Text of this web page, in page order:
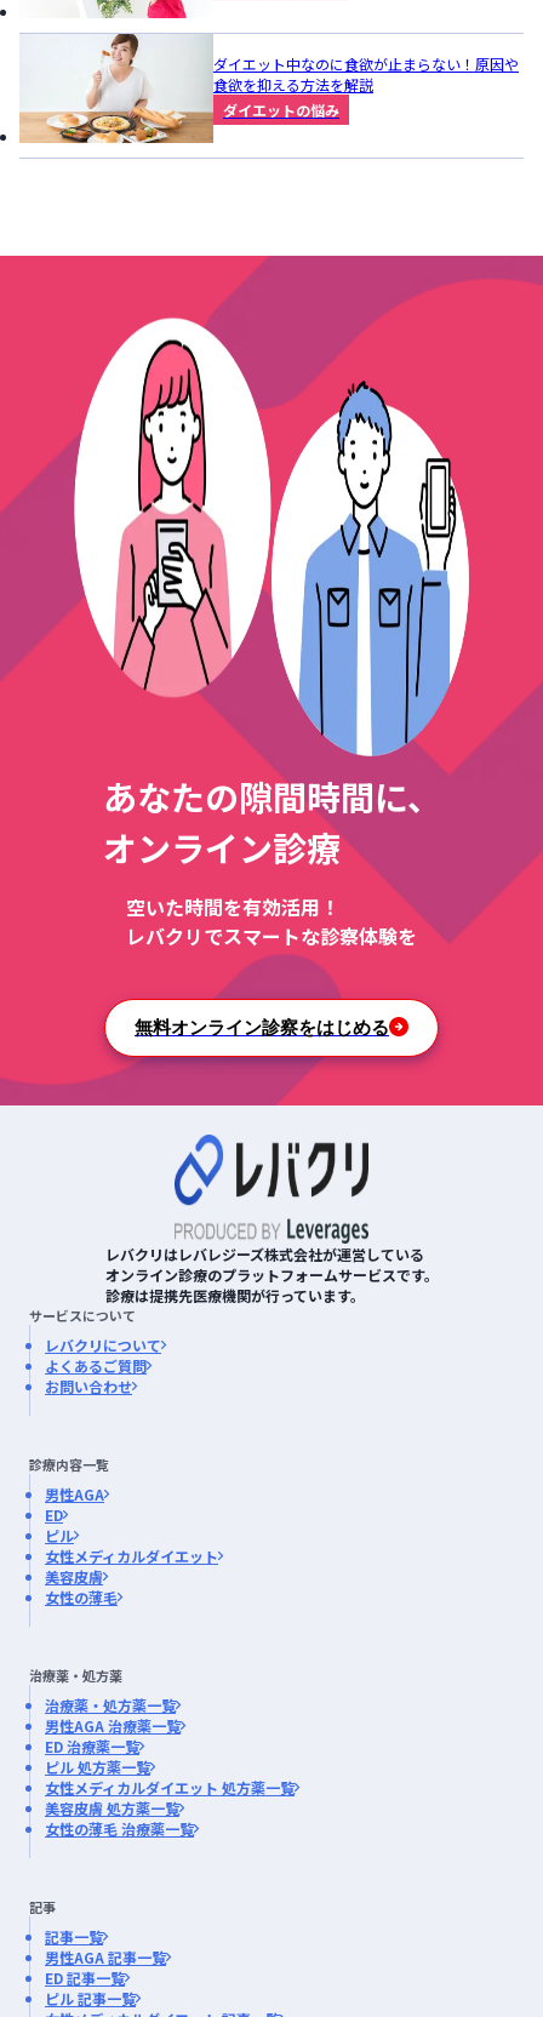
ダイエット中なのに食欲が止まらない！原因や
食欲を抑える方法を解説
ダイエットの悩み
あなたの隙間時間に、
オンライン診療
空いた時間を有効活用！
レバクリでスマートな診察体験を
無料オンライン診察をはじめる
レバクリはレバレジーズ株式会社が運営している
オンライン診療のプラットフォームサービスです。
診療は提携先医療機関が行っています。
サービスについて
レバクリについて
よくあるご質問
お問い合わせ
診療内容一覧
男性AGA
ED
ピル
女性メディカルダイエット
美容皮膚
女性の薄毛
治療薬・処方薬
治療薬・処方薬一覧
男性AGA 治療薬一覧
ED 治療薬一覧
ピル 処方薬一覧
女性メディカルダイエット 処方薬一覧
美容皮膚 処方薬一覧
女性の薄毛 治療薬一覧
記事
記事一覧
男性AGA 記事一覧
ED 記事一覧
ピル 記事一覧